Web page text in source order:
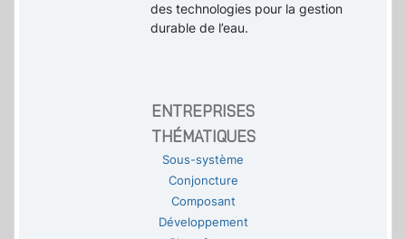
des technologies pour la gestion
durable de l’eau.
ENTREPRISES
THÉMATIQUES
Sous-système
Conjoncture
Composant
Développement